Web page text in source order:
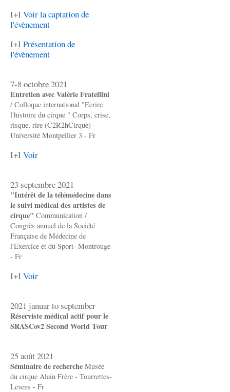
I+I Voir la captation de
l'évènement
I+I Présentation de
l'évènement
7-8 octobre 2021
Entretien avec Valérie Fratellini
/ Colloque international "Ecrire
l'histoire du cirque " Corps, crise,
risque, rire (C2R2hCirque) -
Université Montpellier 3 - Fr
I+I Voir
23 septembre 2021
"Intérêt de la télémédecine dans
le suivi médical des artistes de
cirque" Communication /
Congrès annuel de la Société
Française de Médecine de
l'Exercice et du Sport- Montrouge
- Fr
I+I Voir
2021 januar to september
Réserviste médical actif pour le
SRASCov2 Second World Tour
25 août 2021
Séminaire de recherche Musée
du cirque Alain Frère - Tourrettes-
Levens - Fr